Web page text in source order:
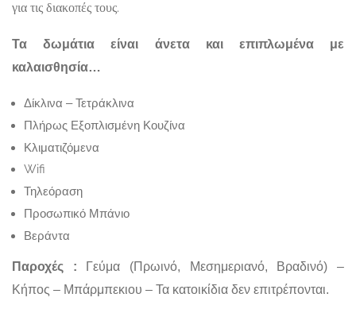
για τις διακοπές τους.
Τα δωμάτια είναι άνετα και επιπλωμένα με
καλαισθησία…
Δίκλινα – Τετράκλινα
Πλήρως Εξοπλισμένη Κουζίνα
Κλιματιζόμενα
Wifi
Τηλεόραση
Προσωπικό Μπάνιο
Βεράντα
Παροχές : Γεύμα (Πρωινό, Μεσημεριανό, Βραδινό) –
Κήπος – Μπάρμπεκιου – Τα κατοικίδια δεν επιτρέπονται.